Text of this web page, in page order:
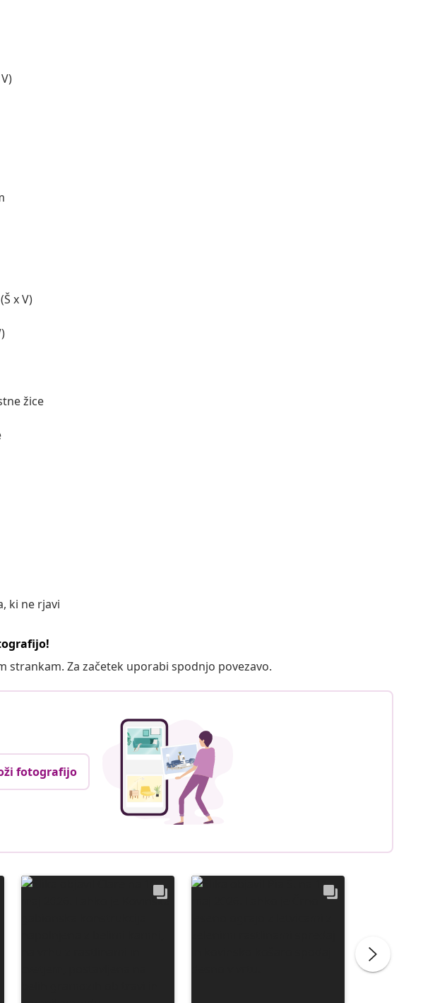
x V)
žice
ki ne rjavi
Za začetek uporabi spodnjo povezavo.
fotografijo